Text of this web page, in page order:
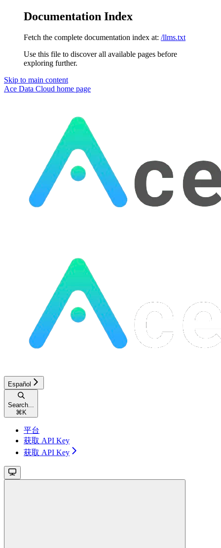
Documentation Index
Fetch the complete documentation index at: /llms.txt
Use this file to discover all available pages before
exploring further.
Skip to main content
Ace Data Cloud home page
Español
Search...
⌘ K
平台
获取 API Key
获取 API Key